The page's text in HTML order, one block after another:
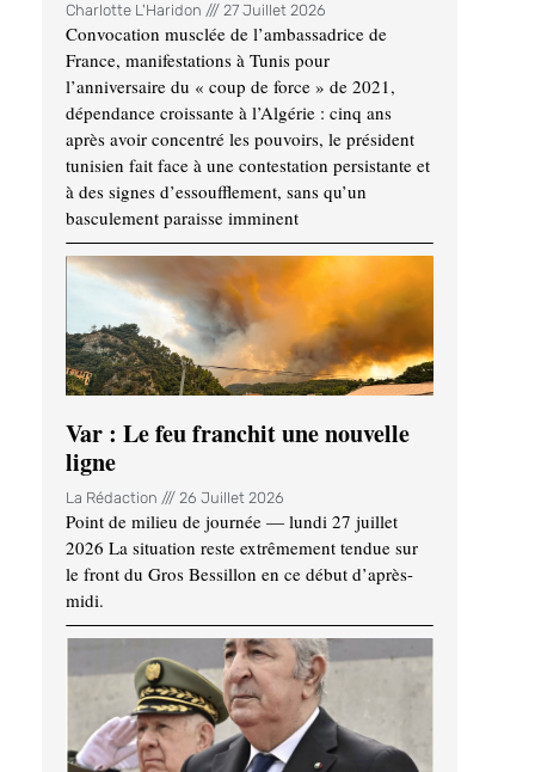
Charlotte L'Haridon 27 Juillet 2026
Convocation musclée de l’ambassadrice de
France, manifestations à Tunis pour
l’anniversaire du « coup de force » de 2021,
dépendance croissante à l’Algérie : cinq ans
après avoir concentré les pouvoirs, le président
tunisien fait face à une contestation persistante et
à des signes d’essoufflement, sans qu’un
basculement paraisse imminent
Var : Le feu franchit une nouvelle
ligne
La Rédaction 26 Juillet 2026
Point de milieu de journée — lundi 27 juillet
2026 La situation reste extrêmement tendue sur
le front du Gros Bessillon en ce début d’après-
midi.